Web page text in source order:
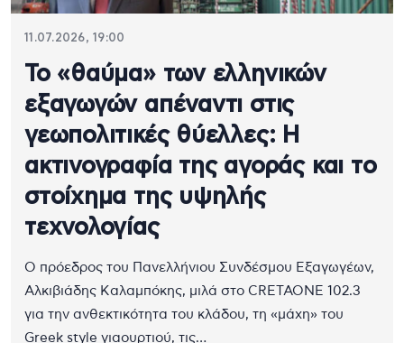
11.07.2026, 19:00
Το «θαύμα» των ελληνικών
εξαγωγών απέναντι στις
γεωπολιτικές θύελλες: Η
ακτινογραφία της αγοράς και το
στοίχημα της υψηλής
τεχνολογίας
Ο πρόεδρος του Πανελλήνιου Συνδέσμου Εξαγωγέων,
Αλκιβιάδης Καλαμπόκης, μιλά στο CRETAONE 102.3
για την ανθεκτικότητα του κλάδου, τη «μάχη» του
Greek style γιαουρτιού, τις…